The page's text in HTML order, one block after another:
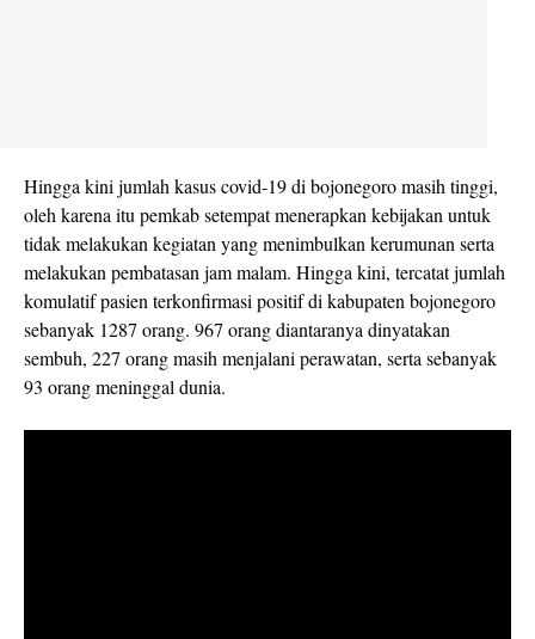
Hingga kini jumlah kasus covid-19 di bojonegoro masih tinggi,
oleh karena itu pemkab setempat menerapkan kebijakan untuk
tidak melakukan kegiatan yang menimbulkan kerumunan serta
melakukan pembatasan jam malam. Hingga kini, tercatat jumlah
komulatif pasien terkonfirmasi positif di kabupaten bojonegoro
sebanyak 1287 orang. 967 orang diantaranya dinyatakan
sembuh, 227 orang masih menjalani perawatan, serta sebanyak
93 orang meninggal dunia.